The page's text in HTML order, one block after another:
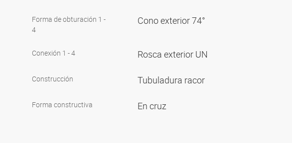
Forma de obturación 1 -
4
Cono exterior 74°
Conexión 1 - 4 Rosca exterior UN
Construcción Tubuladura racor
Forma constructiva En cruz